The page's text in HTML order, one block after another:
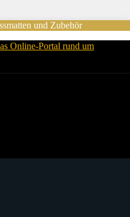
und Zubehör
Online-Portal rund um